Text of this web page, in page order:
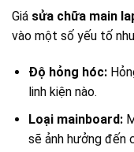
Giá sửa chữa main
vào một số yếu tố
Độ hỏng hóc:
linh kiện nào.
Loại mainboard:
sẽ ảnh hưởng đến